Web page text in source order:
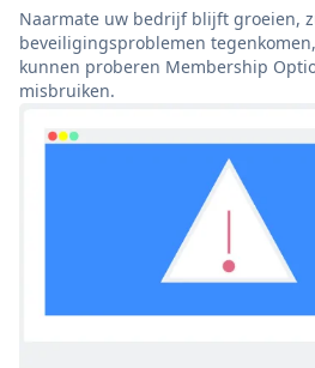
Naarmate uw bedrijf blijft groeien,
beveiligingsproblemen
kunnen proberen Membership
misbruiken.